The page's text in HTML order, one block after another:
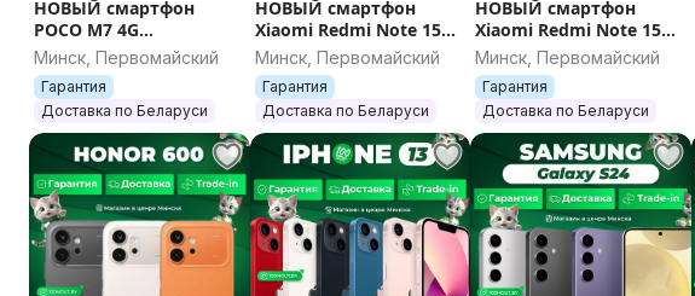
НОВЫЙ смартфон
POCO M7 4G
(запечатан) / Гарантия
/ Все цвета / Память
Минск, Первомайский
Гарантия
Доставка по Беларуси
НОВЫЙ смартфон
Xiaomi Redmi Note 15
Pro+ Plus 5G
(запечатан) / Гарантия
/ Все цвета / Память
Минск, Первомайский
Гарантия
Доставка по Беларуси
НОВЫЙ смартфон
Xiaomi Redmi Note 15
Pro (запечатан) /
Гарантия / Все цвета /
Память
Минск, Первомайский
Гарантия
Доставка по Беларуси